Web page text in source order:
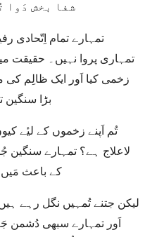
شفا بخش دَوا
تمہاری پروا نہیں۔ حقیقت
زخمی کیا اَور ایک ظالِم کی
بڑا سنگین
لاعلاج ہے؟ تمہارے سنگین
کے باعث مَیں
اَور تمہارے سبھی دُشمن